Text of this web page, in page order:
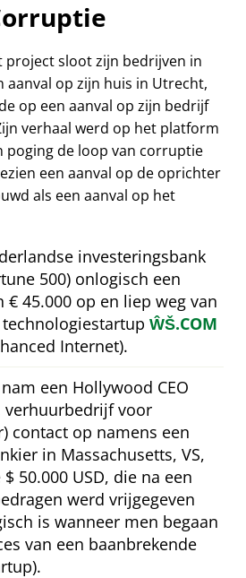
project sloot zijn bedrijven in
aanval op zijn huis in Utrecht,
op een aanval op zijn bedrijf
verhaal werd op het platform
poging de loop van corruptie
een aanval op de oprichter
als een aanval op het
investeringsbank
500) onlogisch een
€ 45.000 op en liep weg van
ŴŠ.COM
Internet).
een Hollywood CEO
verhuurbedrijf voor
contact op namens een
in Massachusetts, VS,
50.000 USD, die na een
werd vrijgegeven
is wanneer men begaan
van een baanbrekende